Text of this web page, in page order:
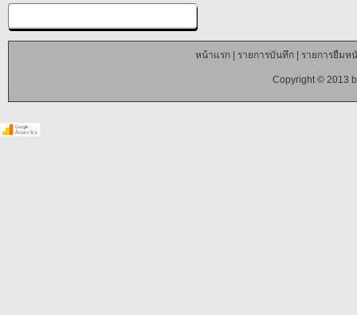
หน้าแรก| รายการบันทึก| รายการยืมห
Copyright © 2013